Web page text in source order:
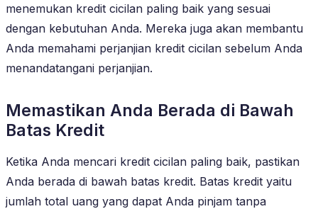
menemukan kredit cicilan paling baik yang sesuai
dengan kebutuhan Anda. Mereka juga akan membantu
Anda memahami perjanjian kredit cicilan sebelum Anda
menandatangani perjanjian.
Memastikan Anda Berada di Bawah
Batas Kredit
Ketika Anda mencari kredit cicilan paling baik, pastikan
Anda berada di bawah batas kredit. Batas kredit yaitu
jumlah total uang yang dapat Anda pinjam tanpa